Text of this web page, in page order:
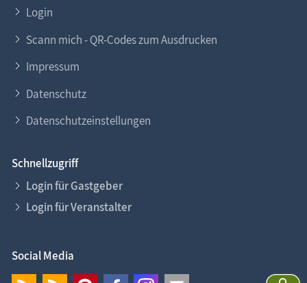
Login
Scann mich - QR-Codes zum Ausdrucken
Impressum
Datenschutz
Datenschutzeinstellungen
Schnellzugriff
Login für Gastgeber
Login für Veranstalter
Social Media